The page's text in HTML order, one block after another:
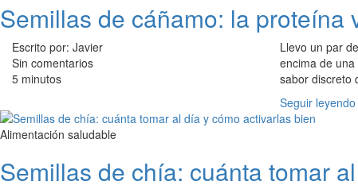
Semillas de cáñamo: la proteína
Escrito por: Javier
Sin comentarios
5 minutos
Llevo un par
encima de
sabor discreto
Seguir leyendo
Alimentación saludable
Semillas de chía: cuánta tomar